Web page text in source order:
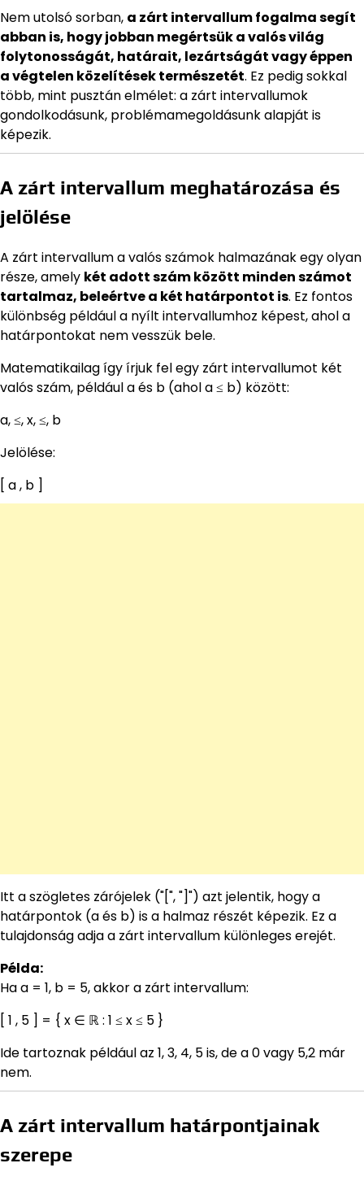
Nem utolsó sorban, a zárt intervallum fogalma segít
abban is, hogy jobban megértsük a valós világ
folytonosságát, határait, lezártságát vagy éppen
a végtelen közelítések természetét. Ez pedig sokkal
több, mint pusztán elmélet: a zárt intervallumok
gondolkodásunk, problémamegoldásunk alapját is
képezik.
A zárt intervallum meghatározása és
jelölése
A zárt intervallum a valós számok halmazának egy olyan
része, amely két adott szám között minden számot
tartalmaz, beleértve a két határpontot is. Ez fontos
különbség például a nyílt intervallumhoz képest, ahol a
határpontokat nem vesszük bele.
Matematikailag így írjuk fel egy zárt intervallumot két
valós szám, például a és b (ahol a ≤ b) között:
a, ≤, x, ≤, b
Jelölése:
[ a , b ]
Itt a szögletes zárójelek ("[", "]") azt jelentik, hogy a
határpontok (a és b) is a halmaz részét képezik. Ez a
tulajdonság adja a zárt intervallum különleges erejét.
Példa:
Ha a = 1, b = 5, akkor a zárt intervallum:
[ 1 , 5 ] = { x ∈ ℝ : 1 ≤ x ≤ 5 }
Ide tartoznak például az 1, 3, 4, 5 is, de a 0 vagy 5,2 már
nem.
A zárt intervallum határpontjainak
szerepe